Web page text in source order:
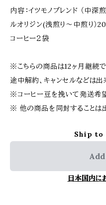
内容：イツモノブレンド （中
ルオリジン(浅煎り〜中煎り）
コーヒー２袋
※こちらの商品は12ヶ月継続
途中解約、キャンセルなどは
※コーヒー豆を挽いて発送希
※ 他の商品を同封することは
Ship to
日本国内に